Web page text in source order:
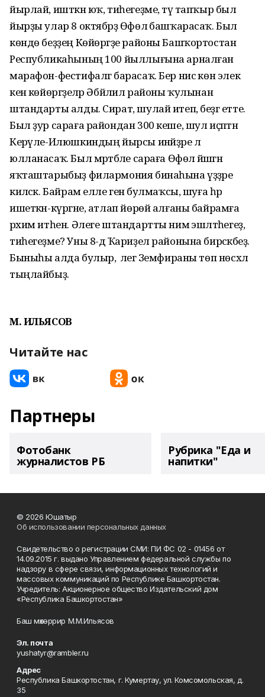
йырлай, ишткән юҡ, тиһегеҙме, тәү тапҡыр был
йырҙы улар 8 октябрҙә Өфөлә башҡарасаҡ. Был
көндө беҙҙең Көйөргәҙе районы Башҡортостан
Республикаһының 100 йыллығына арналған
марафон-фестифалгә барасаҡ. Бер нисә көн элек
кенә көйөргәҙеләр Әбйәлил районы ҡулынан
штандарты алды. Сират, шулай итеп, беҙгә етте.
Был ҙур сараға райондан 300 кеше, шул иҫәптән
Керәүле-Илюшкиндың йырсы инәйҙәре лә
юлланасаҡ. Был мәртәбәле сараға Өфөлә йәшәгән
яҡташтарыбыҙ филармония бинаһына үҙҙәре
киләсәк. Байрам елле генә булмаҡсы, шуға һәр
ишеткән-күргәне, атлап йөрөй алғаны байрамға
рәхим итһен. Әлеге штандартты нимә эшләтәһегеҙ,
тиһегеҙме? Уны 8-дә Ҡариҙел районына бирәсәкбеҙ.
Быныһы алда булыр, ә әлегә Земфираны төп нөсхәлә
тыңлайбыҙ.
М. ИЛЬЯСОВ
Читайте нас
Партнеры
Фотобанк
журналистов РБ
Рубрика "Еда и
напитки"
© 2026 Юшатыр
Об использовании персональных данных
Свидетельство о регистрации СМИ: ПИ ФС 02 - 01456 от
14.09.2015 г. выдано Управлением федеральной службы по
надзору в сфере связи, информационных технологий и
массовых коммуникаций по Республике Башкортостан.
Учредитель: Акционерное общество Издательский дом
«Республика Башкортостан»
Баш мөхәррир М.М.Ильясов
Эл. почта
yushatyr@rambler.ru
Адрес
Республика Башкортостан, г. Кумертау, ул. Комсомольская, д.
35